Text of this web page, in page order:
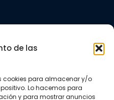
de las
cookies para almacenar y/o
Lo hacemos para
y para mostrar anuncios